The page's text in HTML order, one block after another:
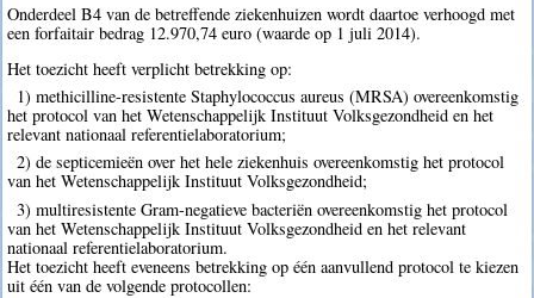
Onderdeel B4 van de betreffende ziekenhuizen wordt daartoe verhoogd met
een forfaitair bedrag 12.970,74 euro (waarde op 1 juli 2014).
Het toezicht heeft verplicht betrekking op:
1) methicilline-resistente Staphylococcus aureus (MRSA) overeenkomstig
het protocol van het Wetenschappelijk Instituut Volksgezondheid en het
relevant nationaal referentielaboratorium;
2) de septicemieën over het hele ziekenhuis overeenkomstig het protocol
van het Wetenschappelijk Instituut Volksgezondheid;
3) multiresistente Gram-negatieve bacteriën overeenkomstig het protocol
van het Wetenschappelijk Instituut Volksgezondheid en het relevant
nationaal referentielaboratorium.
Het toezicht heeft eveneens betrekking op één aanvullend protocol te kiezen
uit één van de volgende protocollen: